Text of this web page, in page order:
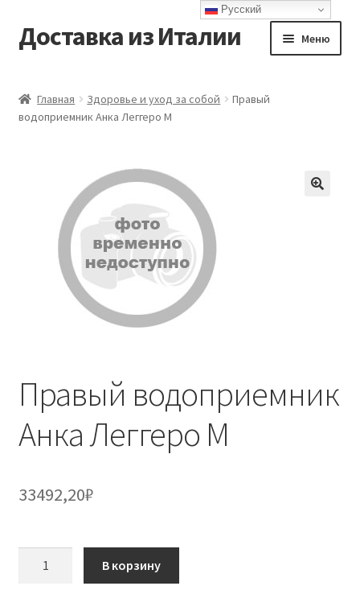
Перейти
к
Перейти
к
Доставка из Италии Меню
Доставка
Оформление заказа
Главная Здоровье и уход за собой
Правый
водоприемник Анка Леггеро М
Правый водоприемник
Анка Леггеро М
33492,20₽
В корзину
Русский